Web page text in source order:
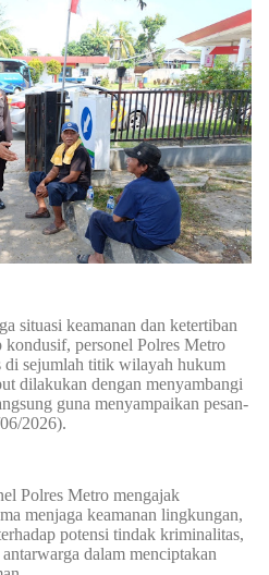
situasi keamanan dan ketertiban
kondusif, personel Polres Metro
di sejumlah titik wilayah hukum
dilakukan dengan menyambangi
guna menyampaikan pesan-
2026).
Polres Metro mengajak
menjaga keamanan lingkungan,
potensi tindak kriminalitas,
dalam menciptakan